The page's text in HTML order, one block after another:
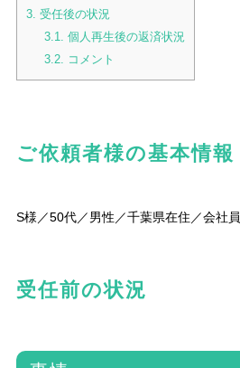
3. 受任後の状況
3.1. 個人再生後の返済状況
3.2. コメント
ご依頼者様の基本情報
S様／50代／男性／千葉県在住／会社員
受任前の状況